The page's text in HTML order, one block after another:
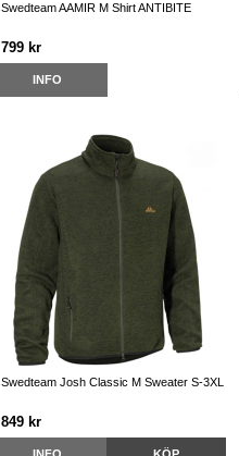
Swedteam AAMIR M Shirt ANTIBITE
799 kr
INFO
Swedteam Josh Classic M Sweater S-3XL
849 kr